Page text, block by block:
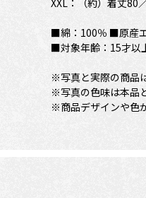
■綿：100％ ■原産
■対象年齢：15才以
※写真と実際の商品
※写真の色味は本品
※商品デザインや色